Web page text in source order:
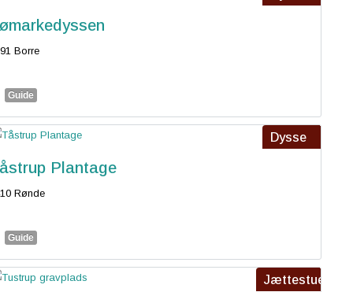
Borre
Guide
Dysse
Plantage
Rønde
Guide
Jættestue